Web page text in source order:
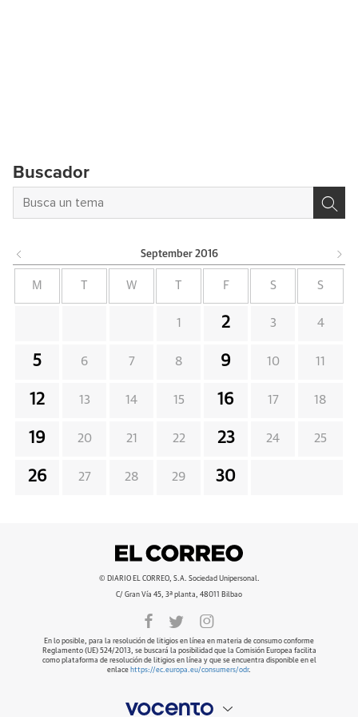
Buscador
September 2016
M W F S S
1 2 3 4
5 6 7 8 9 10 11
12 13 14 15 16 17 18
19 20 21 22 23 24 25
26 27 28 29 30
© DIARIO EL CORREO, S.A. Sociedad Unipersonal.
C/ Gran Vía 45, 3ª planta, 48011 Bilbao
En lo posible, para la resolución de litigios en línea en materia de consumo conforme
Reglamento (UE) 524/2013, se buscará la posibilidad que la Comisión Europea facilita
como plataforma de resolución de litigios en línea y que se encuentra disponible en el
enlace https://ec.europa.eu/consumers/odr.